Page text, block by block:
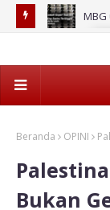
Beranda OPINI
Bukan